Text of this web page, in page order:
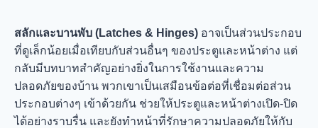
สลักและบานพับ (Latches & Hinges) อาจเป็นส่วนประกอบ
ที่ดูเล็กน้อยเมื่อเทียบกับส่วนอื่นๆ ของประตูและหน้าต่าง แต่
กลับมีบทบาทสำคัญอย่างยิ่งในการใช้งานและความ
ปลอดภัยของบ้าน พวกเขาเป็นเสมือนข้อต่อที่เชื่อมต่อส่วน
ประกอบต่างๆ เข้าด้วยกัน ช่วยให้ประตูและหน้าต่างเปิด-ปิด
ได้อย่างราบรื่น และยังทำหน้าที่รักษาความปลอดภัยให้กับ